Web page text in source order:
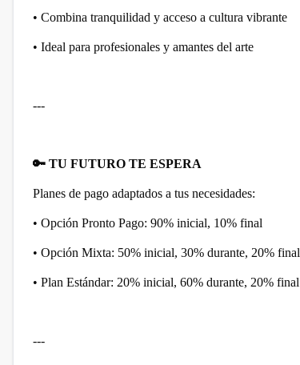
• Combina tranquilidad y acceso a cultura vibrante
• Ideal para profesionales y amantes del arte
---
🔑 TU FUTURO TE ESPERA
Planes de pago adaptados a tus necesidades:
• Opción Pronto Pago: 90% inicial, 10% final
• Opción Mixta: 50% inicial, 30% durante, 20% final
• Plan Estándar: 20% inicial, 60% durante, 20% final
---